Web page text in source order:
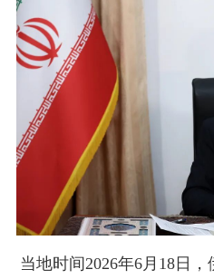
当地时间2026年6月18日